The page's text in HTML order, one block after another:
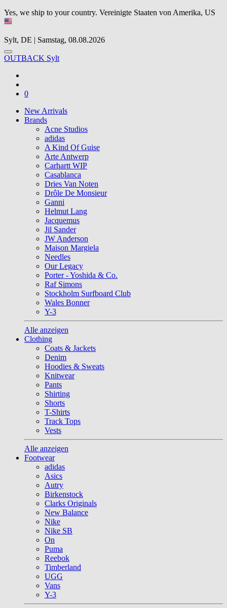
Yes, we ship to your country. Vereinigte Staaten von Amerika, US
Sylt, DE | Samstag, 08.08.2026
OUTBACK Sylt
0
New Arrivals
Brands
Acne Studios
adidas
A Kind Of Guise
Arte Antwerp
Carhartt WIP
Casablanca
Dries Van Noten
Drôle De Monsieur
Ganni
Helmut Lang
Jacquemus
Jil Sander
JW Anderson
Maison Margiela
Needles
Our Legacy
Porter - Yoshida & Co.
Raf Simons
Stockholm Surfboard Club
Wales Bonner
Y-3
Alle anzeigen
Clothing
Coats & Jackets
Denim
Hoodies & Sweats
Knitwear
Pants
Shirting
Shorts
T-Shirts
Track Tops
Vests
Alle anzeigen
Footwear
adidas
Asics
Autry
Birkenstock
Clarks Originals
New Balance
Nike
Nike SB
On
Puma
Reebok
Timberland
UGG
Vans
Y-3